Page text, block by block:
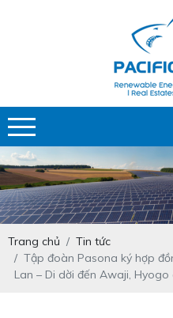
Trang chủ
Tin tức
Tập đoàn Pasona ký hợp
Lan – Di dời đến Awaji,